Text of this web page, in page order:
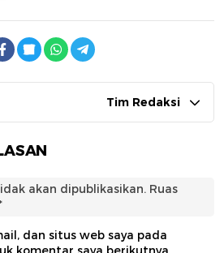
Tim Redaksi
akan dipublikasikan. Ruas
dan situs web saya pada